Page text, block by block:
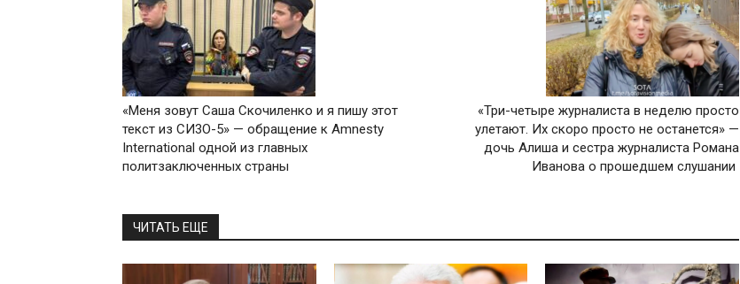
«Меня зовут Саша Скочиленко и я пишу этот
текст из СИ3О-5» — обращение к Amnesty
International одной из главных
политзаключенных страны
«Три-четыре журналиста в неделю просто
улетают. Их скоро просто не останется» —
дочь Алиша и сестра журналиста Романа
Иванова о прошедшем слушании
ЧИТАТЬ ЕЩЕ